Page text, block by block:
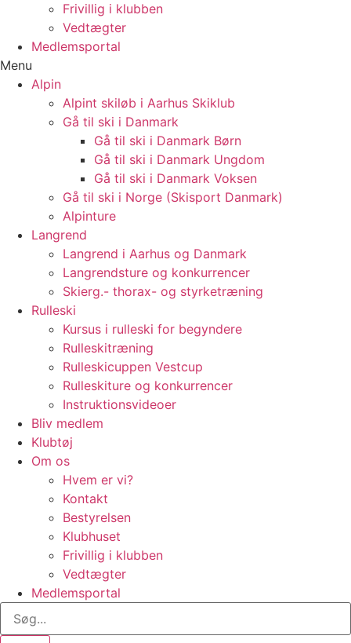
Frivillig i klubben
Vedtægter
Medlemsportal
Menu
Alpin
Alpint skiløb i Aarhus Skiklub
Gå til ski i Danmark
Gå til ski i Danmark Børn
Gå til ski i Danmark Ungdom
Gå til ski i Danmark Voksen
Gå til ski i Norge (Skisport Danmark)
Alpinture
Langrend
Langrend i Aarhus og Danmark
Langrendsture og konkurrencer
Skierg.- thorax- og styrketræning
Rulleski
Kursus i rulleski for begyndere
Rulleskitræning
Rulleskicuppen Vestcup
Rulleskiture og konkurrencer
Instruktionsvideoer
Bliv medlem
Klubtøj
Om os
Hvem er vi?
Kontakt
Bestyrelsen
Klubhuset
Frivillig i klubben
Vedtægter
Medlemsportal